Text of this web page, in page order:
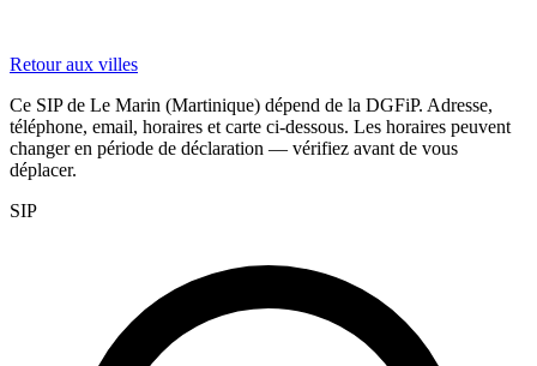
Retour aux villes
Ce SIP de Le Marin (Martinique) dépend de la DGFiP. Adresse,
téléphone, email, horaires et carte ci-dessous. Les horaires peuvent
changer en période de déclaration — vérifiez avant de vous
déplacer.
SIP